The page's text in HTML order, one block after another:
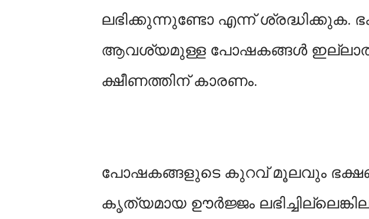
ലഭിക്കുന്നുണ്ടോ എന്ന് ശ്രദ്ധിക്കുക.
ആവശ്യമുള്ള പോഷകങ്ങള്‍
ക്ഷീണത്തിന് കാരണം.
പോഷകങ്ങളുടെ കുറവ് മൂലവും
കൃത്യമായ ഊർജ്ജം